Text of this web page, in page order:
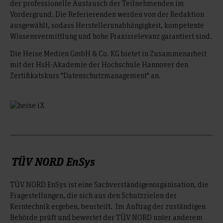
der professionelle Austausch der Teilnehmenden im
Vordergrund. Die Referierenden werden von der Redaktion
ausgewählt, sodass Herstellerunabhängigkeit, kompetente
Wissensvermittlung und hohe Praxisrelevanz garantiert sind.
Die Heise Medien GmbH & Co. KG bietet in Zusammenarbeit
mit der HsH-Akademie der Hochschule Hannover den
Zertifikatskurs "Datenschutzmanagement" an.
TÜV NORD EnSys
TÜV NORD EnSys ist eine Sachverständigenorganisation, die
Fragestellungen, die sich aus den Schutzzielen der
Kerntechnik ergeben, beurteilt. Im Auftrag der zuständigen
Behörde prüft und bewertet der TÜV NORD unter anderem